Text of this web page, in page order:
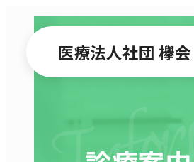
医療法人社団 欅会